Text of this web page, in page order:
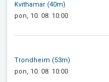
Kvithamar (40m)
pon, 10. 08. 10:00
Trondheim (53m)
pon, 10. 08. 10:00